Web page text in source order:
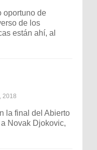
oportuno de
de los
están ahí, al
2018
la final del Abierto
Novak Djokovic,